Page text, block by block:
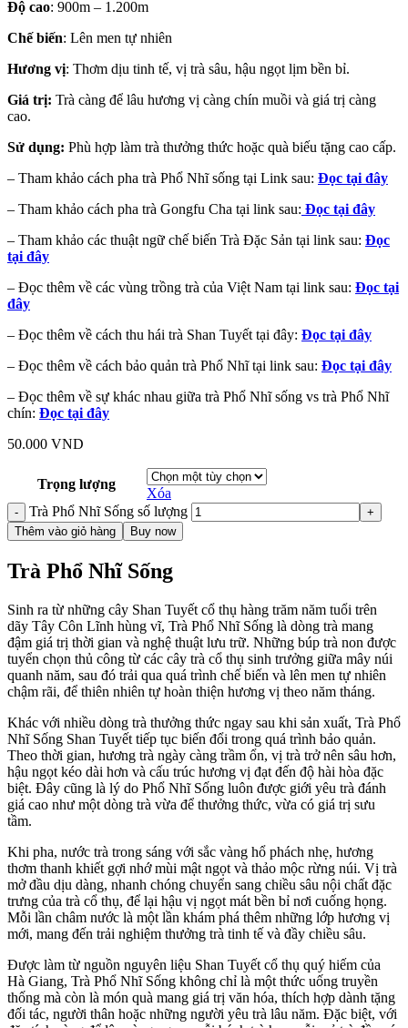
Độ cao: 900m – 1.200m
Chế biến: Lên men tự nhiên
Hương vị: Thơm dịu tinh tế, vị trà sâu, hậu ngọt lịm bền bỉ.
Giá trị: Trà càng để lâu hương vị càng chín muồi và giá trị càng
cao.
Sử dụng: Phù hợp làm trà thưởng thức hoặc quà biếu tặng cao cấp.
– Tham khảo cách pha trà Phổ Nhĩ sống tại Link sau: Đọc tại đây
– Tham khảo cách pha trà Gongfu Cha tại link sau: Đọc tại đây
– Tham khảo các thuật ngữ chế biến Trà Đặc Sản tại link sau: Đọc
tại đây
– Đọc thêm về các vùng trồng trà của Việt Nam tại link sau: Đọc tại
đây
– Đọc thêm về cách thu hái trà Shan Tuyết tại đây: Đọc tại đây
– Đọc thêm về cách bảo quản trà Phổ Nhĩ tại link sau: Đọc tại đây
– Đọc thêm về sự khác nhau giữa trà Phổ Nhĩ sống vs trà Phổ Nhĩ
chín: Đọc tại đây
50.000 VND
Trọng lượng
Xóa
Trà Phổ Nhĩ Sống số lượng
Thêm vào giỏ hàng Buy now
Trà Phổ Nhĩ Sống
Sinh ra từ những cây Shan Tuyết cổ thụ hàng trăm năm tuổi trên
dãy Tây Côn Lĩnh hùng vĩ, Trà Phổ Nhĩ Sống là dòng trà mang
đậm giá trị thời gian và nghệ thuật lưu trữ. Những búp trà non được
tuyển chọn thủ công từ các cây trà cổ thụ sinh trưởng giữa mây núi
quanh năm, sau đó trải qua quá trình chế biến và lên men tự nhiên
chậm rãi, để thiên nhiên tự hoàn thiện hương vị theo năm tháng.
Khác với nhiều dòng trà thưởng thức ngay sau khi sản xuất, Trà Phổ
Nhĩ Sống Shan Tuyết tiếp tục biến đổi trong quá trình bảo quản.
Theo thời gian, hương trà ngày càng trầm ổn, vị trà trở nên sâu hơn,
hậu ngọt kéo dài hơn và cấu trúc hương vị đạt đến độ hài hòa đặc
biệt. Đây cũng là lý do Phổ Nhĩ Sống luôn được giới yêu trà đánh
giá cao như một dòng trà vừa để thưởng thức, vừa có giá trị sưu
tầm.
Khi pha, nước trà trong sáng với sắc vàng hổ phách nhẹ, hương
thơm thanh khiết gợi nhớ mùi mật ngọt và thảo mộc rừng núi. Vị trà
mở đầu dịu dàng, nhanh chóng chuyển sang chiều sâu nội chất đặc
trưng của trà cổ thụ, để lại hậu vị ngọt mát bền bỉ nơi cuống họng.
Mỗi lần châm nước là một lần khám phá thêm những lớp hương vị
mới, mang đến trải nghiệm thưởng trà tinh tế và đầy chiều sâu.
Được làm từ nguồn nguyên liệu Shan Tuyết cổ thụ quý hiếm của
Hà Giang, Trà Phổ Nhĩ Sống không chỉ là một thức uống truyền
thống mà còn là món quà mang giá trị văn hóa, thích hợp dành tặng
đối tác, người thân hoặc những người yêu trà lâu năm. Đặc biệt, với